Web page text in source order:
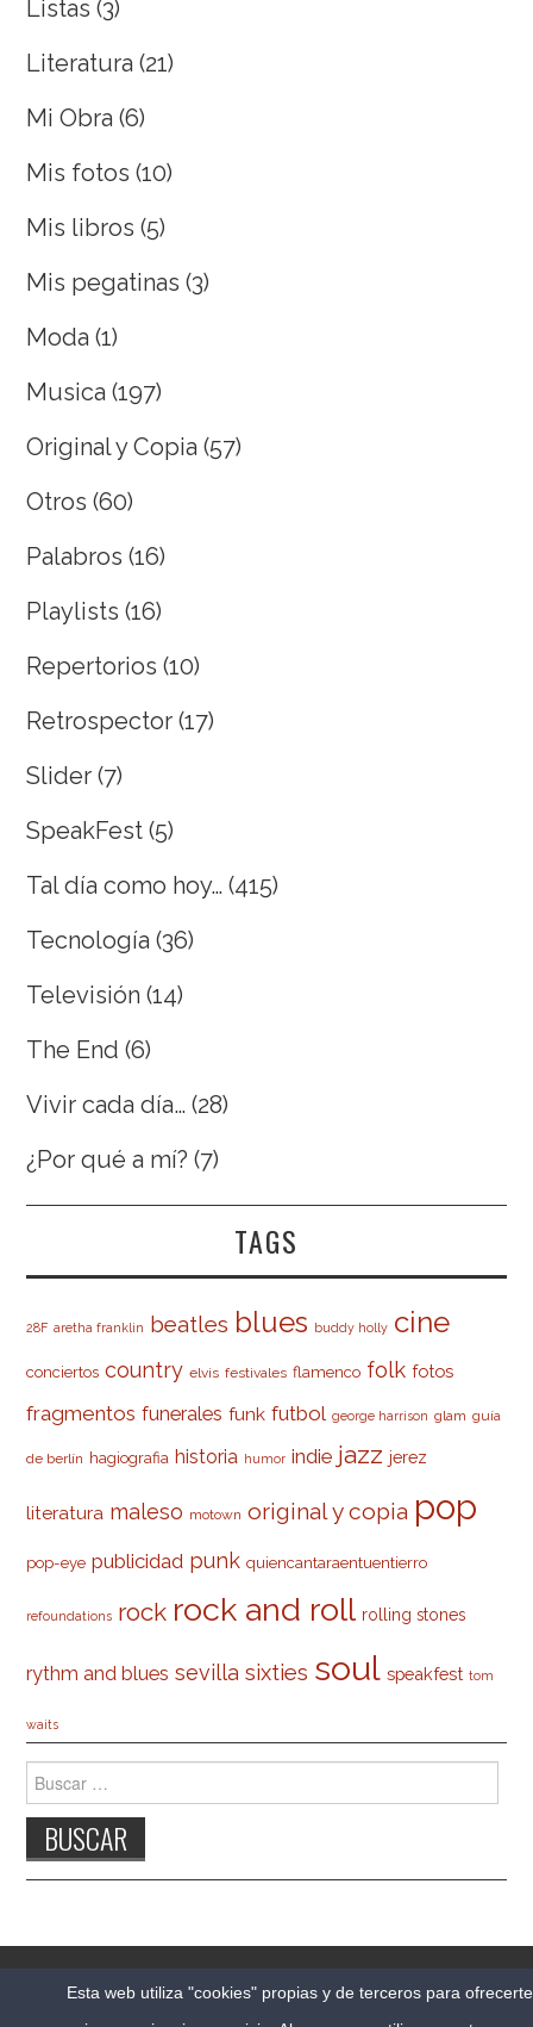
Listas (3)
Literatura (21)
Mi Obra (6)
Mis fotos (10)
Mis libros (5)
Mis pegatinas (3)
Moda (1)
Musica (197)
Original y Copia (57)
Otros (60)
Palabros (16)
Playlists (16)
Repertorios (10)
Retrospector (17)
Slider (7)
SpeakFest (5)
Tal día como hoy… (415)
Tecnología (36)
Televisión (14)
The End (6)
Vivir cada día… (28)
¿Por qué a mí? (7)
TAGS
28F aretha franklin beatles blues buddy holly cine
conciertos country elvis festivales flamenco folk fotos
fragmentos funerales funk futbol george harrison glam guía
de berlín hagiografia historia humor indie jazz jerez
literatura maleso motown original y copia pop
pop-eye publicidad punk quiencantaraentuentierro
refoundations rock rock and roll rolling stones
rythm and blues sevilla sixties soul speakfest tom
waits
Buscar:
© 2026 CARLESO.COM. TODOS LOS DERECHOS
RESERVADOS.
Esta web utiliza "cookies" propias y de terceros para